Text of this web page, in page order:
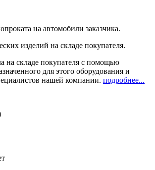
на автомобили заказчика.
изделий на складе покупателя.
на складе покупателя с помощью
для этого оборудования и
нашей компании. подробнее...